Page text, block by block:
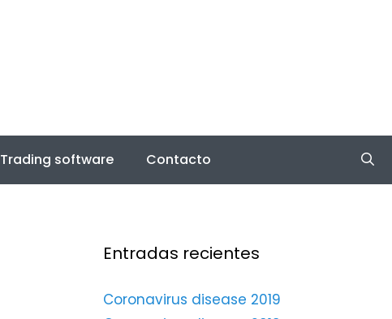
Trading software Contacto
Entradas recientes
Coronavirus disease 2019